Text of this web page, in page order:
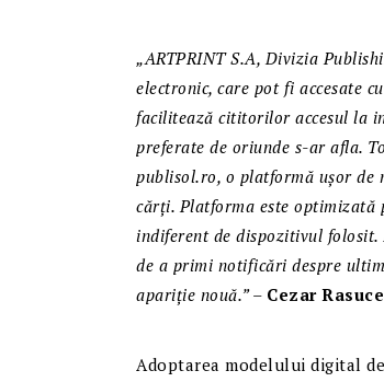
„ARTPRINT S.A, Divizia
electronic, care pot fi accesate
facilitează cititorilor accesul la
preferate de oriunde s-ar afla.
publisol.ro, o platformă ușor de
cărți. Platforma este optimizată
indiferent de dispozitivul
de a primi notificări despre
apariție nouă.” – Cezar
Adoptarea modelului digital